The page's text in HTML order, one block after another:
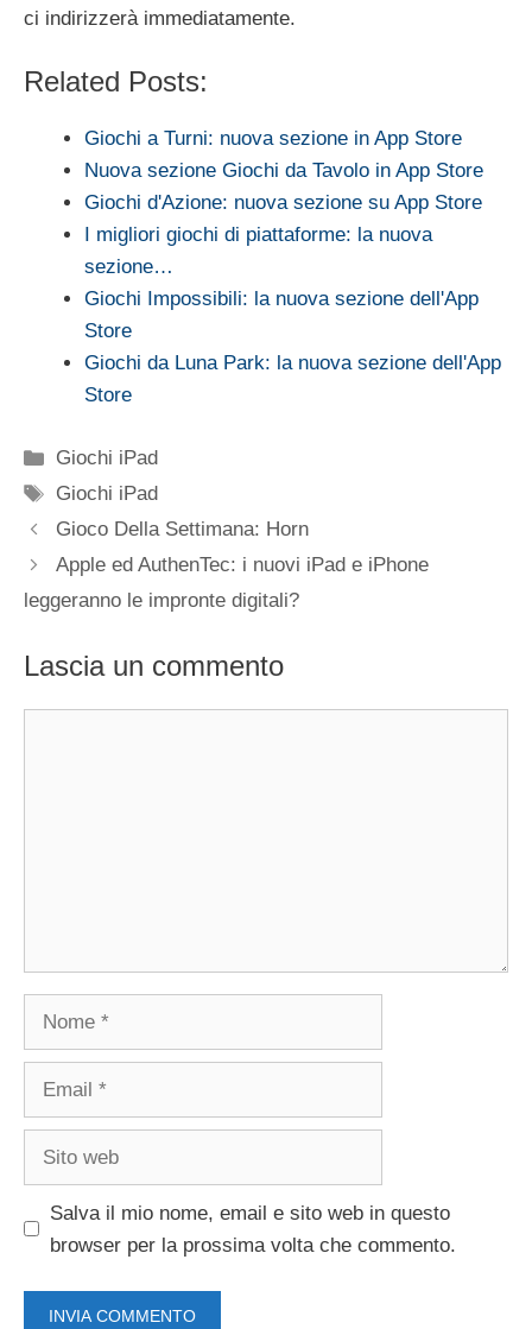
ci indirizzerà immediatamente.
Related Posts:
Giochi a Turni: nuova sezione in App Store
Nuova sezione Giochi da Tavolo in App Store
Giochi d'Azione: nuova sezione su App Store
I migliori giochi di piattaforme: la nuova
sezione…
Giochi Impossibili: la nuova sezione dell'App
Store
Giochi da Luna Park: la nuova sezione dell'App
Store
Categorie
Giochi iPad
Tag
Giochi iPad
Gioco Della Settimana: Horn
Apple ed AuthenTec: i nuovi iPad e iPhone
leggeranno le impronte digitali?
Lascia un commento
Nome
Email
Sito
Salva il mio nome, email e sito web in questo
browser per la prossima volta che commento.